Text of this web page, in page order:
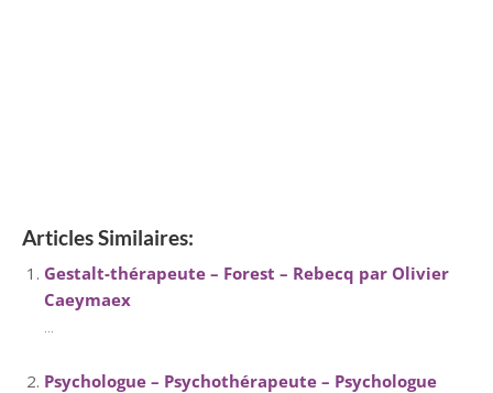
Articles Similaires:
Gestalt-thérapeute – Forest – Rebecq par Olivier
Caeymaex
...
Psychologue – Psychothérapeute – Psychologue